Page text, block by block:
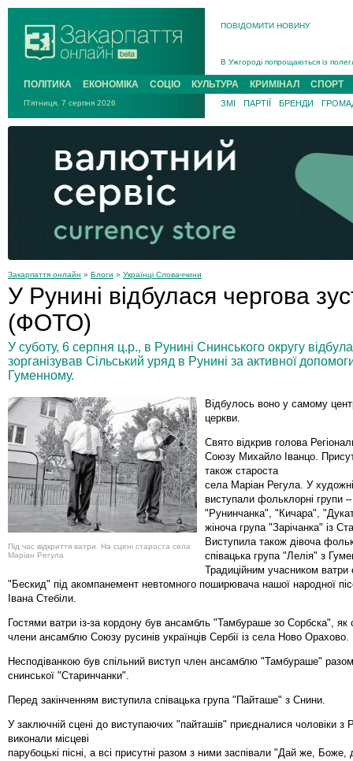
ПОВІДОМИТИ НОВИНУ
В Ужгороді попрощаються із
В Ужгороді 5 серпня
Підтвердили загибель
На війні з рф поліг військовий з
На Хустщині внаслідок ДТП за
Інструктора районного ТЦК на
ПОЛІТИКА ЕКОНОМІКА СОЦІО КУЛЬТУРА КРИМІНАЛ СПОРТ
П'ятниця, 7 серпня 2026 ЗМІ ПАРТІЇ БРЕНДИ
Закарпаття онлайн » Блоги » Українці Словаччини
У Рунині відбулася чергова
(ФОТО)
У суботу, 6 серпня ц.р., в Рунині Снинського округу
зорганізував Сільський уряд в Рунині за активної
Гуменному.
Під час відкриття ватри. На сцені староста села
Маріан Регула
Відбулось воно у самому
церкви.
Свято відкрив голова
Союзу Михайло Іванцо.
також староста
села Маріан Регула. У
виступали фольклорні групи
"Рунинчанка", "Кичара",
жіноча група "Зарічанка" із
Виступила також дівоча
співацька група "Лелія" з
Традиційним учасником
"Бескид" під акомпанемент невтомного поширювача нашої народної
Івана Стебіли.
Гостями ватри із-за кордону був ансамбль "Тамбураше зо Сорбска", як
члени ансамблю Союзу русинів українців Сербії із села Ново Орахово.
Несподіванкою був спільний виступ член ансамблю "Тамбураше"
снинської "Старинчанки".
Перед закінченням виступила співацька група "Пайташе" з Снини.
У заключній сцені до виступаючих "пайташів" приєдналися чоловіки з
виконали місцеві
парубоцькі пісні, а всі присутні разом з ними заспівали "Дай же, Боже,